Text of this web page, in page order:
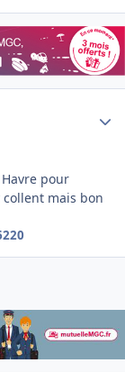
pour
collent mais bon